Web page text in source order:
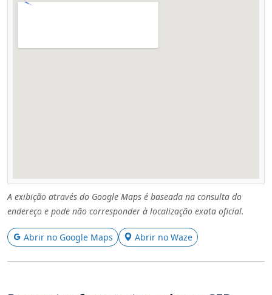
A exibição através do Google Maps é baseada na consulta do
endereço e pode não corresponder à localização exata oficial.
Abrir no Google Maps Abrir no Waze